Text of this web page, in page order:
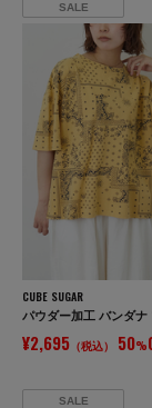
SALE
CUBE SUGAR
¥2,695 （税込） 50%
SALE